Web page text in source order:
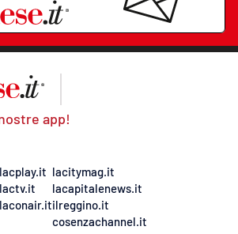
app!
lacplay.it
lactv.it
laconair.it
lacitymag.it
lacapitalenews.it
ilreggino.it
cosenzachannel.it